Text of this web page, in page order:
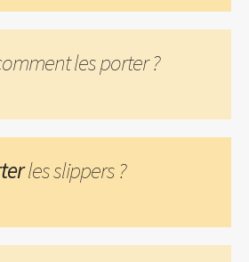
les porter ?
les slippers ?